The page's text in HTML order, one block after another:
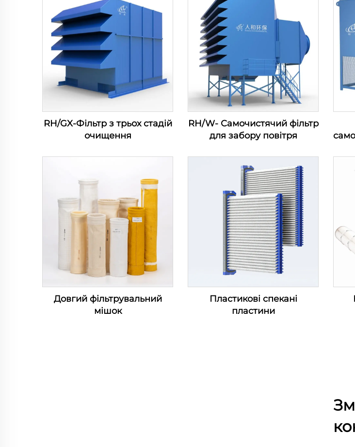
RH/GX-Фільтр з трьох стадій
очищення
RH/W- Самочистячий фільтр
для забору повітря
Довгий фільтрувальний
мішок
Пластикові спекані
пластини